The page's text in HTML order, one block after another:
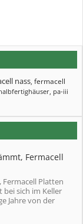
nass, fermacell
, pa-iii
Fermacell
Platten
bei sich im Keller
Jahre von der